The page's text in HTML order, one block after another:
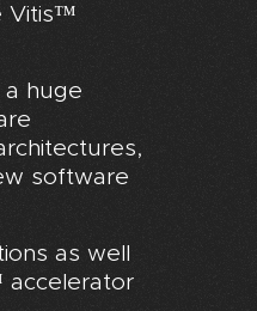
Vitis™
a huge
software
as well
accelerator